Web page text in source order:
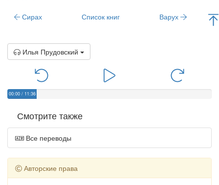
Сирах Список книг Варух
Илья Прудовский
00:00 / 11:36
Смотрите также
Все переводы
Авторские права